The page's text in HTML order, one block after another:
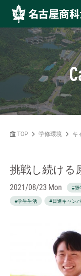
TOP 学修環境 キ
挑戦し続ける
2021/08/23 Mon #奨
#学生生活 #日進キャン